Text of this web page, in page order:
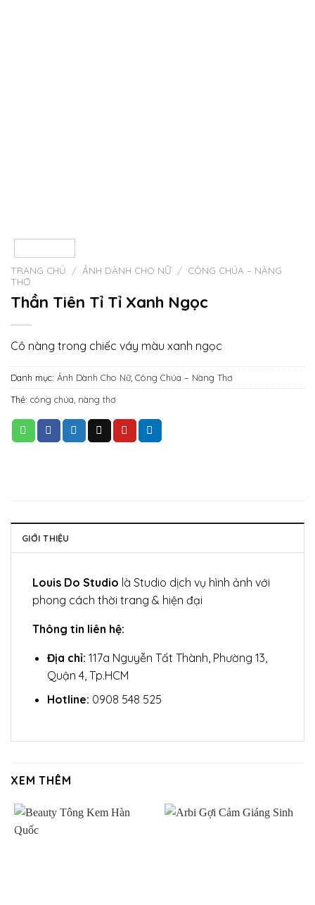
TRANG CHỦ / ẢNH DÀNH CHO NỮ / CÔNG CHÚA – NÀNG
THƠ
Thần Tiên Tỉ Tỉ Xanh Ngọc
Cô nàng trong chiếc váy màu xanh ngọc
Danh mục: Ảnh Dành Cho Nữ, Công Chúa – Nàng Thơ
Thẻ: công chúa nàng thơ
GIỚI THIỆU
Louis Do Studio là Studio dịch vụ hình ảnh với
phong cách thời trang & hiện đại
Thông tin liên hệ:
Địa chỉ: 117a Nguyễn Tất Thành, Phường 13,
Quận 4, Tp.HCM
Hotline: 0908 548 525
XEM THÊM